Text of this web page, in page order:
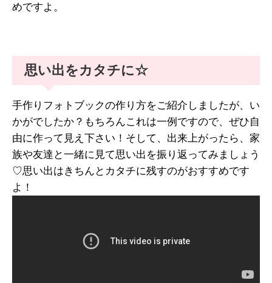
めですよ。
思い出をカタチに☆
手作りフォトブックの作り方をご紹介しましたが、い
かがでしたか？もちろんこれは一例ですので、ぜひ自
由に作って見え下さい！そして、出来上がったら、家
族や友達と一緒に見て思い出を振り返ってみましょう
♡思い出はきちんとカタチに残すのがおすすめです
よ！